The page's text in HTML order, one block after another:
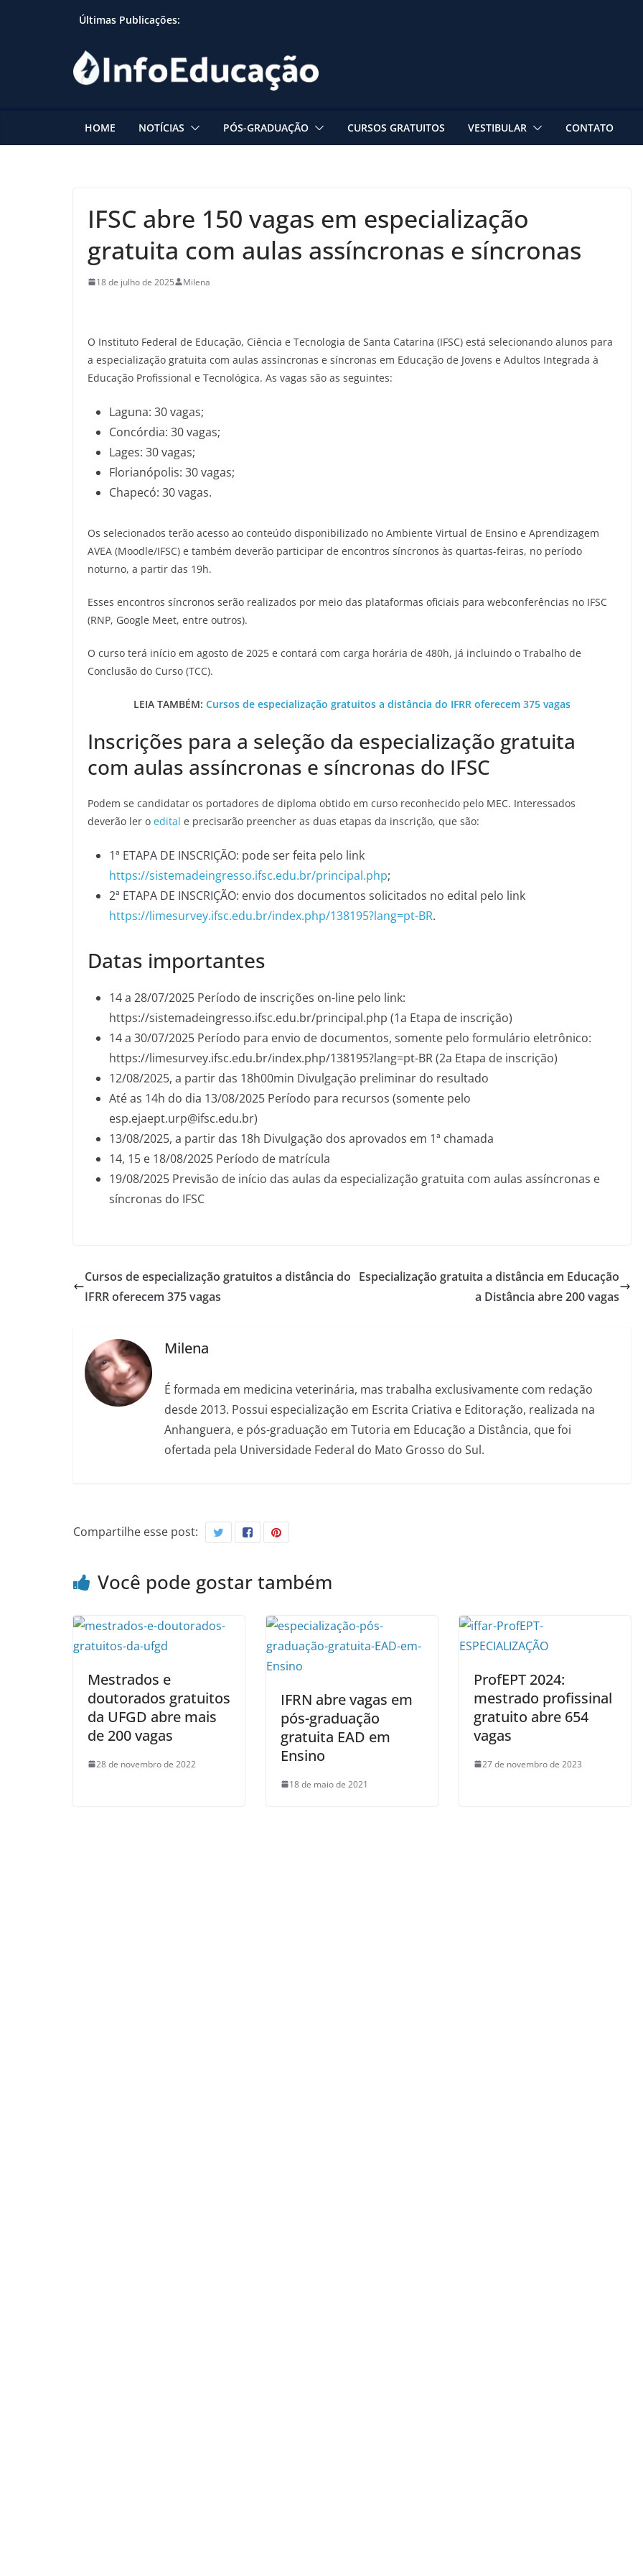
Últimas Publicações:
HOME NOTÍCIAS PÓS-GRADUAÇÃO CURSOS GRATUITOS VESTIBULAR CONTATO
IFSC abre 150 vagas em especialização
gratuita com aulas assíncronas e síncronas
18 de julho de 2025 Milena
O Instituto Federal de Educação, Ciência e Tecnologia de Santa Catarina (IFSC) está selecionando alunos para
a especialização gratuita com aulas assíncronas e síncronas em Educação de Jovens e Adultos Integrada à
Educação Profissional e Tecnológica. As vagas são as seguintes:
Laguna: 30 vagas;
Concórdia: 30 vagas;
Lages: 30 vagas;
Florianópolis: 30 vagas;
Chapecó: 30 vagas.
Os selecionados terão acesso ao conteúdo disponibilizado no Ambiente Virtual de Ensino e Aprendizagem
AVEA (Moodle/IFSC) e também deverão participar de encontros síncronos às quartas-feiras, no período
noturno, a partir das 19h.
Esses encontros síncronos serão realizados por meio das plataformas oficiais para webconferências no IFSC
(RNP, Google Meet, entre outros).
O curso terá início em agosto de 2025 e contará com carga horária de 480h, já incluindo o Trabalho de
Conclusão do Curso (TCC).
LEIA TAMBÉM: Cursos de especialização gratuitos a distância do IFRR oferecem 375 vagas
Inscrições para a seleção da especialização gratuita
com aulas assíncronas e síncronas do IFSC
Podem se candidatar os portadores de diploma obtido em curso reconhecido pelo MEC. Interessados
deverão ler o edital e precisarão preencher as duas etapas da inscrição, que são:
1ª ETAPA DE INSCRIÇÃO: pode ser feita pelo link
https://sistemadeingresso.ifsc.edu.br/principal.php;
2ª ETAPA DE INSCRIÇÃO: envio dos documentos solicitados no edital pelo link
https://limesurvey.ifsc.edu.br/index.php/138195?lang=pt-BR.
Datas importantes
14 a 28/07/2025 Período de inscrições on-line pelo link:
https://sistemadeingresso.ifsc.edu.br/principal.php (1a Etapa de inscrição)
14 a 30/07/2025 Período para envio de documentos, somente pelo formulário eletrônico:
https://limesurvey.ifsc.edu.br/index.php/138195?lang=pt-BR (2a Etapa de inscrição)
12/08/2025, a partir das 18h00min Divulgação preliminar do resultado
Até as 14h do dia 13/08/2025 Período para recursos (somente pelo
esp.ejaept.urp@ifsc.edu.br)
13/08/2025, a partir das 18h Divulgação dos aprovados em 1ª chamada
14, 15 e 18/08/2025 Período de matrícula
19/08/2025 Previsão de início das aulas da especialização gratuita com aulas assíncronas e
síncronas do IFSC
Cursos de especialização gratuitos a distância do
IFRR oferecem 375 vagas
Especialização gratuita a distância em Educação
a Distância abre 200 vagas
Milena
É formada em medicina veterinária, mas trabalha exclusivamente com redação
desde 2013. Possui especialização em Escrita Criativa e Editoração, realizada na
Anhanguera, e pós-graduação em Tutoria em Educação a Distância, que foi
ofertada pela Universidade Federal do Mato Grosso do Sul.
Compartilhe esse post:
Você pode gostar também
Mestrados e
doutorados gratuitos
da UFGD abre mais
de 200 vagas
28 de novembro de 2022
IFRN abre vagas em
pós-graduação
gratuita EAD em
Ensino
18 de maio de 2021
ProfEPT 2024:
mestrado profissinal
gratuito abre 654
vagas
27 de novembro de 2023